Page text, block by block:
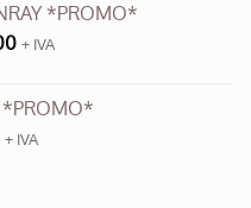
es:
$6,000.00.
*PROMO*
El
es:
$3,500.00.
+ IVA
*PROMO*
+ IVA